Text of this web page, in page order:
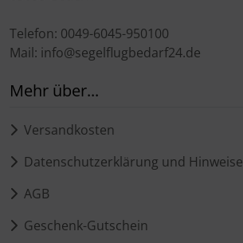
Telefon: 0049-6045-950100
Mail: info@segelflugbedarf24.de
Mehr über...
Versandkosten
Datenschutzerklärung und Hinweise
AGB
Geschenk-Gutschein